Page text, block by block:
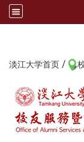
淡江大学首页 /